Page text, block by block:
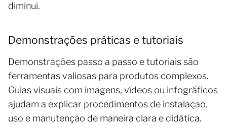
diminui.
Demonstrações práticas e tutoriais
Demonstrações passo a passo e tutoriais são
ferramentas valiosas para produtos complexos.
Guias visuais com imagens, vídeos ou infográficos
ajudam a explicar procedimentos de instalação,
uso e manutenção de maneira clara e didática.